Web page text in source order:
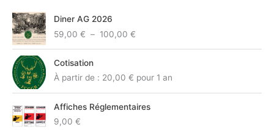
Diner AG 2026
59,00€ – 100,00€
g
d
r
Cotisation
À partir de : 20,00€ pour 1 an
Affiches Réglementaires
9,00€